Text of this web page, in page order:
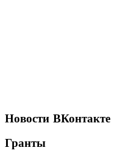
Новости ВКонтакте
Гранты